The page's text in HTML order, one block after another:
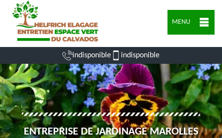
MENU
indisponible indisponible
ENTREPRISE DE JARDINAGE MAROLLES